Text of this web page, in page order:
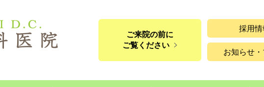
ご来院の前に
ご覧ください
採用情
お知らせ